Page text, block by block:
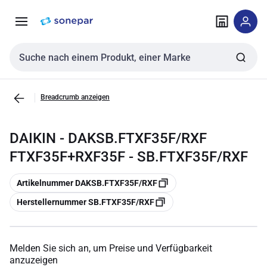
NavigationInhalt
Sucheingabe
Breadcrumb anzeigen
DAIKIN - DAKSB.FTXF35F/RXF
FTXF35F+RXF35F - SB.FTXF35F/RXF
Kopieren
Artikelnummer DAKSB.FTXF35F/RXF
Kopieren
Herstellernummer SB.FTXF35F/RXF
Melden Sie sich an, um Preise und Verfügbarkeit
anzuzeigen